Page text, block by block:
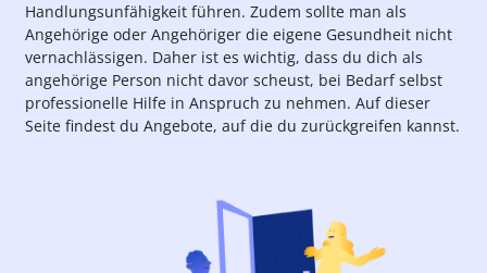
Handlungsunfähigkeit führen. Zudem sollte man als
Angehörige oder Angehöriger die eigene Gesundheit nicht
vernachlässigen. Daher ist es wichtig, dass du dich als
angehörige Person nicht davor scheust, bei Bedarf selbst
professionelle Hilfe in Anspruch zu nehmen. Auf dieser
Seite findest du Angebote, auf die du zurückgreifen kannst.